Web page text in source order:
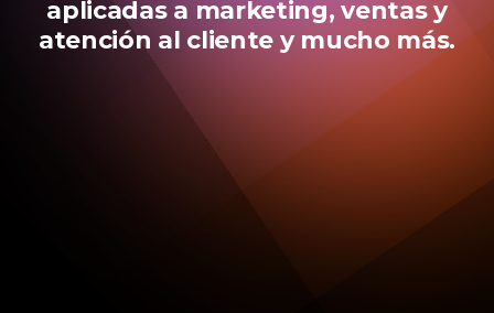
aplicadas a marketing, ventas y
atención al cliente y mucho más.